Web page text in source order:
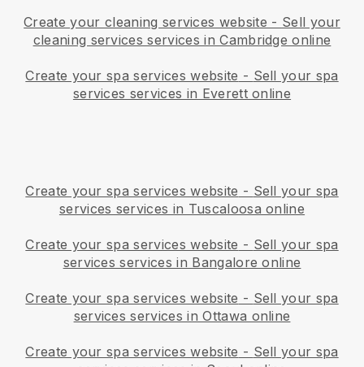
Create your cleaning services website - Sell your
cleaning services services in Cambridge online
Create your spa services website - Sell your spa
services services in Everett online
Create your spa services website - Sell your spa
services services in Tuscaloosa online
Create your spa services website - Sell your spa
services services in Bangalore online
Create your spa services website - Sell your spa
services services in Ottawa online
Create your spa services website - Sell your spa